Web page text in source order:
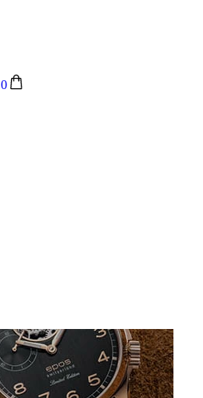
0